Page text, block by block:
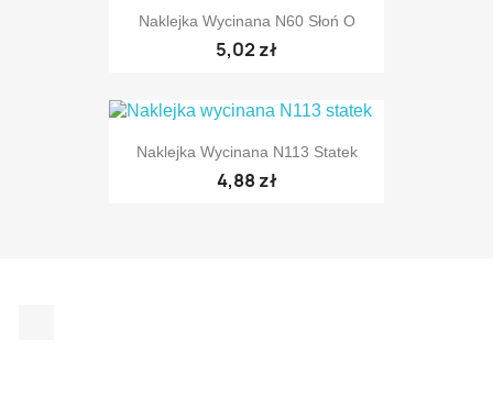
Naklejka Wycinana N60 Słoń O
5,02 zł
Naklejka Wycinana N113 Statek
4,88 zł